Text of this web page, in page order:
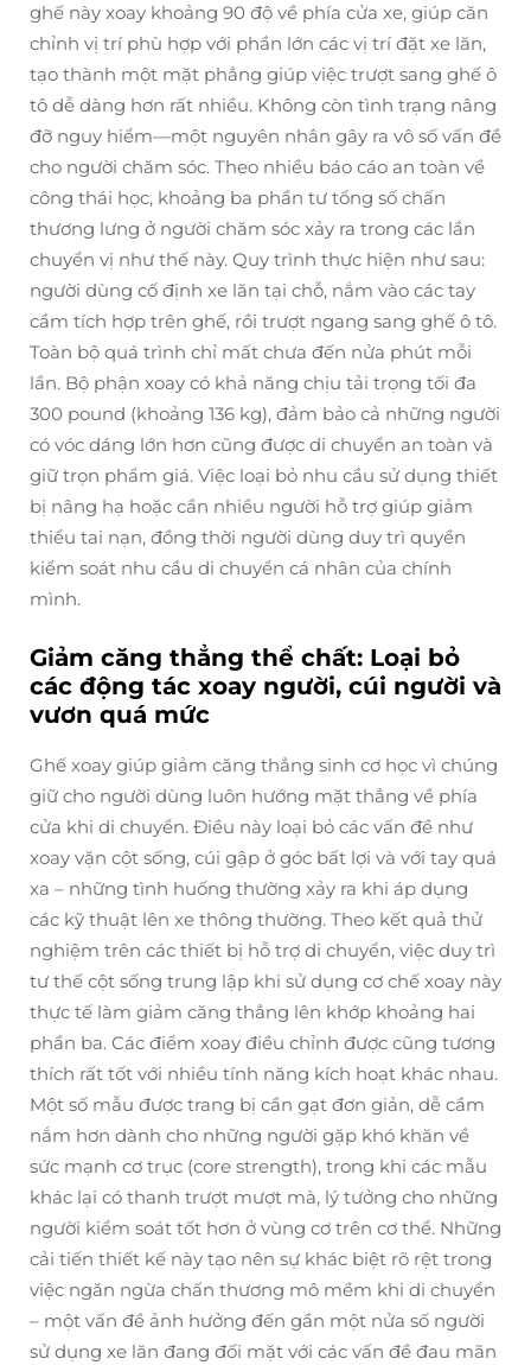
ghế này xoay khoảng 90 độ về phía cửa xe, giúp căn
chỉnh vị trí phù hợp với phần lớn các vị trí đặt xe lăn,
tạo thành một mặt phẳng giúp việc trượt sang ghế ô
tô dễ dàng hơn rất nhiều. Không còn tình trạng nâng
đỡ nguy hiểm—một nguyên nhân gây ra vô số vấn đề
cho người chăm sóc. Theo nhiều báo cáo an toàn về
công thái học, khoảng ba phần tư tổng số chấn
thương lưng ở người chăm sóc xảy ra trong các lần
chuyển vị như thế này. Quy trình thực hiện như sau:
người dùng cố định xe lăn tại chỗ, nắm vào các tay
cầm tích hợp trên ghế, rồi trượt ngang sang ghế ô tô.
Toàn bộ quá trình chỉ mất chưa đến nửa phút mỗi
lần. Bộ phận xoay có khả năng chịu tải trọng tối đa
300 pound (khoảng 136 kg), đảm bảo cả những người
có vóc dáng lớn hơn cũng được di chuyển an toàn và
giữ trọn phẩm giá. Việc loại bỏ nhu cầu sử dụng thiết
bị nâng hạ hoặc cần nhiều người hỗ trợ giúp giảm
thiểu tai nạn, đồng thời người dùng duy trì quyền
kiểm soát nhu cầu di chuyển cá nhân của chính
mình.
Giảm căng thẳng thể chất: Loại bỏ
các động tác xoay người, cúi người và
vươn quá mức
Ghế xoay giúp giảm căng thẳng sinh cơ học vì chúng
giữ cho người dùng luôn hướng mặt thẳng về phía
cửa khi di chuyển. Điều này loại bỏ các vấn đề như
xoay vặn cột sống, cúi gập ở góc bất lợi và với tay quá
xa – những tình huống thường xảy ra khi áp dụng
các kỹ thuật lên xe thông thường. Theo kết quả thử
nghiệm trên các thiết bị hỗ trợ di chuyển, việc duy trì
tư thế cột sống trung lập khi sử dụng cơ chế xoay này
thực tế làm giảm căng thẳng lên khớp khoảng hai
phần ba. Các điểm xoay điều chỉnh được cũng tương
thích rất tốt với nhiều tính năng kích hoạt khác nhau.
Một số mẫu được trang bị cần gạt đơn giản, dễ cầm
nắm hơn dành cho những người gặp khó khăn về
sức mạnh cơ trục (core strength), trong khi các mẫu
khác lại có thanh trượt mượt mà, lý tưởng cho những
người kiểm soát tốt hơn ở vùng cơ trên cơ thể. Những
cải tiến thiết kế này tạo nên sự khác biệt rõ rệt trong
việc ngăn ngừa chấn thương mô mềm khi di chuyển
– một vấn đề ảnh hưởng đến gần một nửa số người
sử dụng xe lăn đang đối mặt với các vấn đề đau mãn